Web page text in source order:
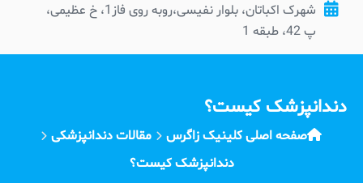
شهرک اکباتان، بلوار نفیسی،روبه روی فاز1، خ عظیمی،
پ 42، طبقه 1
دندانپزشک کیست؟
صفحه اصلی کلینیک زاگرس
مقالات دندانپزشکی
دندانپزشک کیست؟